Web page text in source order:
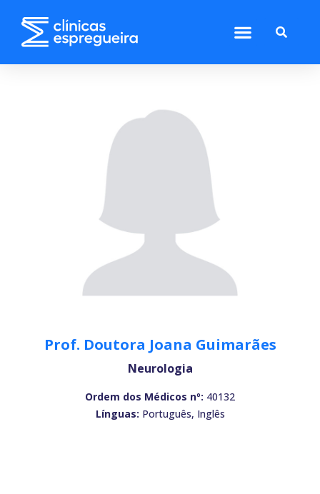
Prof. Doutora Joana Guimarães
Neurologia
Ordem dos Médicos nº: 40132
Línguas: Português, Inglês